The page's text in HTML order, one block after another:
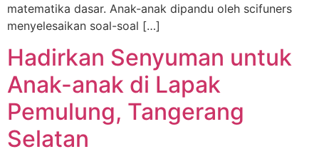
matematika dasar. Anak-anak dipandu oleh scifuners
menyelesaikan soal-soal […]
Hadirkan Senyuman untuk
Anak-anak di Lapak
Pemulung, Tangerang
Selatan